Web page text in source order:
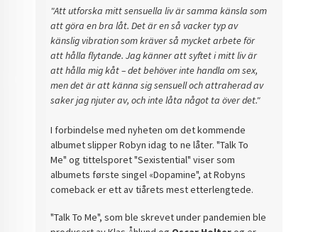
"Att utforska mitt sensuella liv är samma känsla som
att göra en bra låt. Det är en så vacker typ av
känslig vibration som kräver så mycket arbete för
att hålla flytande. Jag känner att syftet i mitt liv är
att hålla mig kåt – det behöver inte handla om sex,
men det är att känna sig sensuell och attraherad av
saker jag njuter av, och inte låta något ta över det."
I forbindelse med nyheten om det kommende
albumet slipper Robyn idag to ne låter. "Talk To
Me" og tittelsporet "Sexistential" viser som
albumets første singel «Dopamine", at Robyns
comeback er ett av tiårets mest etterlengtede.
"Talk To Me", som ble skrevet under pandemien ble